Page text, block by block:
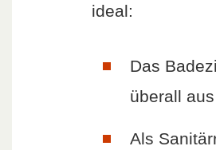
ideal:
Das
überall
Als